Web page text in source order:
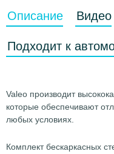
Описание Видео
Подходит к
Valeo производит
которые обеспечивают
любых условиях.
Комплект бескаркасных